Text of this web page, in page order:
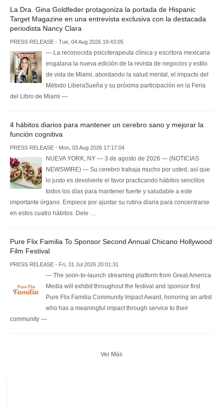
La Dra. Gina Goldfeder protagoniza la portada de Hispanic
Target Magazine en una entrevista exclusiva con la destacada
periodista Nancy Clara
PRESS RELEASE - Tue, 04 Aug 2026 19:43:05
— La reconocida psicoterapeuta clínica y escritora mexicana
engalana la nueva edición de la revista de negocios y estilo
de vida de Miami, abordando la salud mental, el impacto del
Método LiberaSueña y su próxima participación en la Feria
del Libro de Miami —
4 hábitos diarios para mantener un cerebro sano y mejorar la
función cognitiva
PRESS RELEASE - Mon, 03 Aug 2026 17:17:04
NUEVA YORK, NY — 3 de agosto de 2026 — (NOTICIAS
NEWSWIRE) — Su cerebro trabaja mucho por usted, así que
lo justo es devolverle el favor practicando hábitos sencillos
todos los días para mantener fuerte y saludable a este
importante órgano. Empiece por ajustar su rutina diaria para concentrarse
en estos cuatro hábitos. Dele …
Pure Flix Familia To Sponsor Second Annual Chicano Hollywood
Film Festival
PRESS RELEASE - Fri, 31 Jul 2026 20:01:31
— The soon-to-launch streaming platform from Great America
Media will exhibit throughout the festival and sponsor first
Pure Flix Familia Community Impact Award, honoring an artist
who has a meaningful impact through service to their
community —
Ver Más